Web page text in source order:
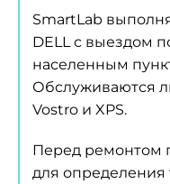
SmartLab
DELL с выездом
населенным
Обслуживаются
Vostro и XPS.
Перед ремонтом
для